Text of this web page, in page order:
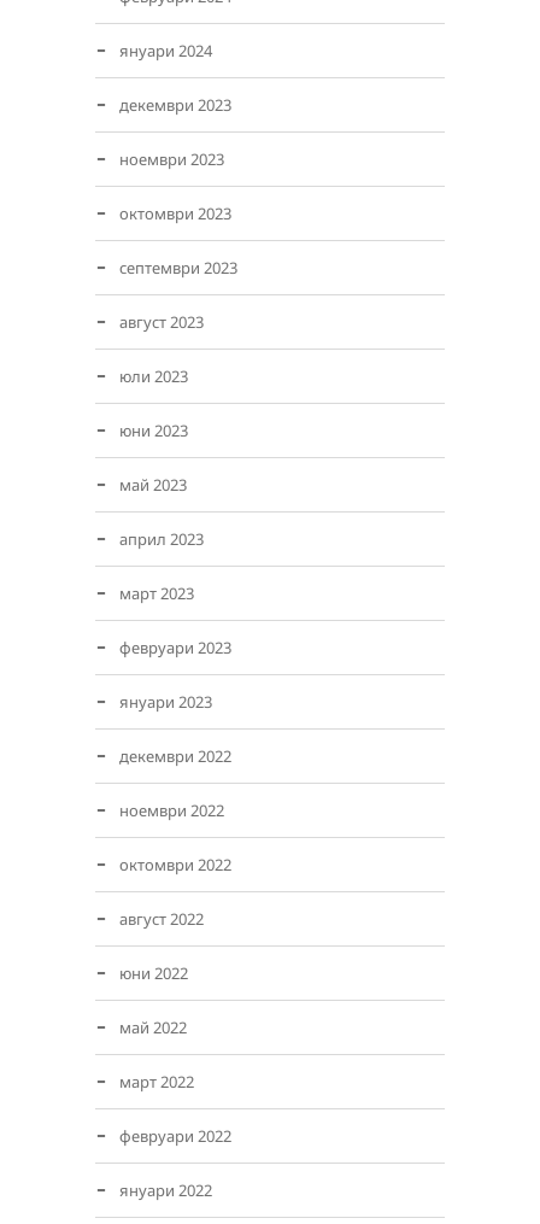
януари 2024
декември 2023
ноември 2023
октомври 2023
септември 2023
август 2023
юли 2023
юни 2023
май 2023
април 2023
март 2023
февруари 2023
януари 2023
декември 2022
ноември 2022
октомври 2022
август 2022
юни 2022
май 2022
март 2022
февруари 2022
януари 2022